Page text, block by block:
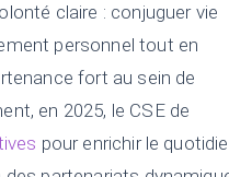
claire : conjuguer vie
personnel tout en
fort au sein de
en 2025, le CSE de
pour enrichir le